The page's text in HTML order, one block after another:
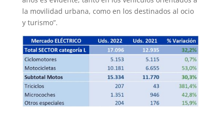
la movilidad urbana, como en los destinados al ocio
y turismo”.